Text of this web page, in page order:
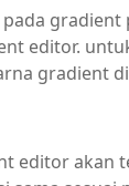
gradient
editor.
gradient
editor akan